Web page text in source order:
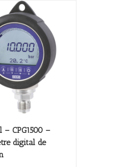
– CPG1500 –
digital de